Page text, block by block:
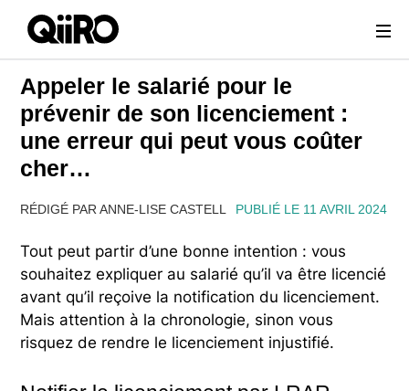
Webflow Homepage
Appeler le salarié pour le
prévenir de son licenciement :
une erreur qui peut vous coûter
cher…
RÉDIGÉ PAR ANNE-LISE CASTELL PUBLIÉ LE 11 AVRIL 2024
Tout peut partir d’une bonne intention : vous
souhaitez expliquer au salarié qu’il va être licencié
avant qu’il reçoive la notification du licenciement.
Mais attention à la chronologie, sinon vous
risquez de rendre le licenciement injustifié.